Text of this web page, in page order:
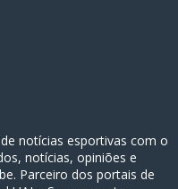
notícias esportivas com o
notícias, opiniões e
Parceiro dos portais de